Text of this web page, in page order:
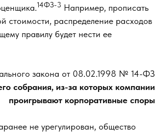
14ФЗ-3 Например, прописать
стоимости, распределение расходов
правилу будет нести ее
закона от 08.02.1998 № 14-ФЗ
собрания, из-за которых компании
проигрывают корпоративные споры
не урегулирован, общество